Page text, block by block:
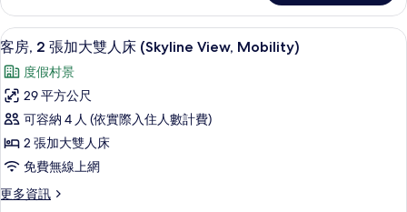
大
雙
人
床
(Mobility)
的
所
有
客
房,
2
加
大
雙
人
床
(Mobility)
的
詳
顯
示
客
房,
2
張
加
大
客房內保險箱、書桌、熨斗/熨衣板、
7
客房, 2 張加大雙人床 (Skyline View, Mobility)
度假村景
29 平方公尺
可容納 4 人 (依實際入住人數計費)
2 張加大雙人床
免費無線上網
更多資訊
更